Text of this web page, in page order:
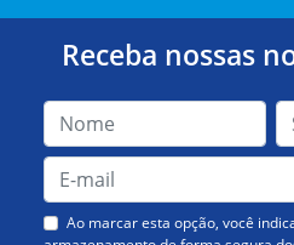
Receba nossas
Ao marcar esta opção, você